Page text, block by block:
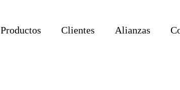
Productos Clientes Alianzas